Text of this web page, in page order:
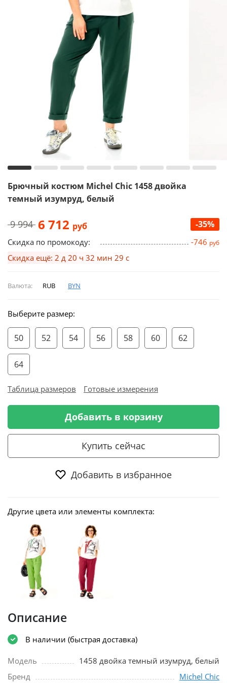
Брючный костюм Michel Chic 1458 двойка
темный изумруд, белый
9 994 6 712 руб -35%
Скидка по промокоду: -746 руб
Скидка ещё: 2 д 20 ч 32 мин 29 с
Валюта: RUB BYN
Выберите размер:
50 52 54 56 58 60 62
64
Таблица размеров Готовые измерения
Добавить в корзину
Купить сейчас
Добавить в избранное
Другие цвета или элементы комплекта:
Описание
В наличии (быстрая доставка)
Модель
1458 двойка темный изумруд, белый
Бренд
Michel Chic